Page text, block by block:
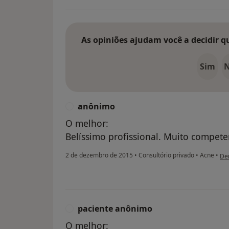
As opiniões ajudam você a decidir
Sim
anônimo
O melhor:
Belíssimo profissional. Muito
2 de dezembro de 2015 • Consultório privado • Acne • na
paciente anônimo
O melhor: